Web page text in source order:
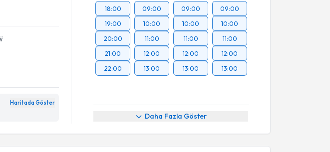
Haritada Göster
18:00
19:00
20:00
21:00
22:00
09:00
10:00
11:00
12:00
13:00
09:00
10:00
11:00
12:00
13:00
09:00
10:00
11:00
12:00
13:00
Daha Fazla Göster